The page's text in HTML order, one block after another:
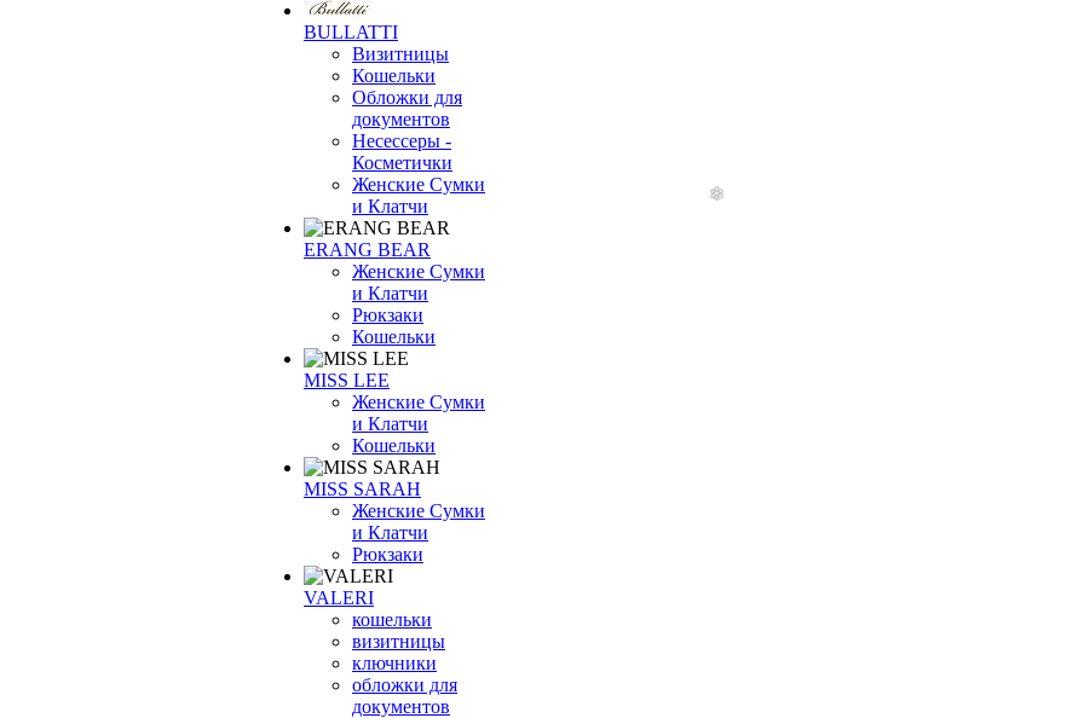
BULLATTI
Визитницы
Кошельки
Обложки для
документов
Несессеры -
Косметички
Женские Сумки
и Клатчи
ERANG BEAR
Женские Сумки
и Клатчи
Рюкзаки
Кошельки
MISS LEE
Женские Сумки
и Клатчи
Кошельки
MISS SARAH
Женские Сумки
и Клатчи
Рюкзаки
VALERI
кошельки
визитницы
ключники
обложки для
документов